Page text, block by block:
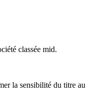
classée mid.
la sensibilité du titre au